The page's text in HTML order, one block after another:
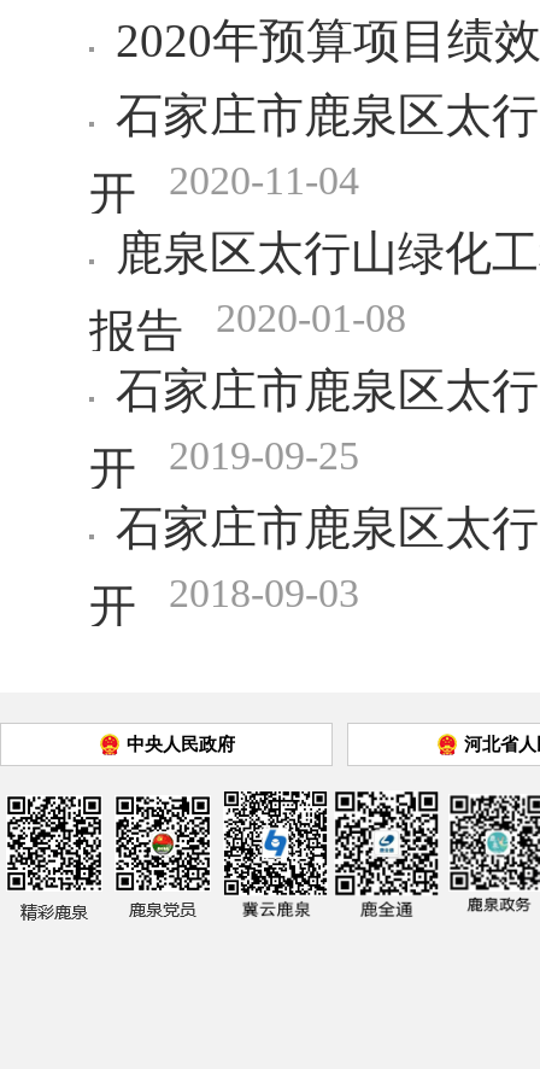
开 2021-10-09
2020年预算项目绩
石家庄市鹿泉区太
开 2020-11-04
鹿泉区太行山绿化
报告 2020-01-08
石家庄市鹿泉区太
开 2019-09-25
石家庄市鹿泉区太
开 2018-09-03